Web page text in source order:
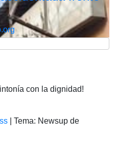
con la dignidad!
Tema: Newsup de